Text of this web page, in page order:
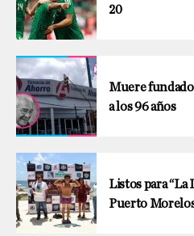
20
Muere
a los 96 años
Listos para “La
Puerto